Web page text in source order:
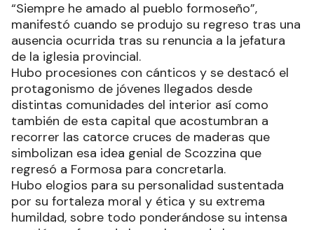
“Siempre he amado al pueblo formoseño”,
manifestó cuando se produjo su regreso tras una
ausencia ocurrida tras su renuncia a la jefatura
de la iglesia provincial.
Hubo procesiones con cánticos y se destacó el
protagonismo de jóvenes llegados desde
distintas comunidades del interior así como
también de esta capital que acostumbran a
recorrer las catorce cruces de maderas que
simbolizan esa idea genial de Scozzina que
regresó a Formosa para concretarla.
Hubo elogios para su personalidad sustentada
por su fortaleza moral y ética y su extrema
humildad, sobre todo ponderándose su intensa